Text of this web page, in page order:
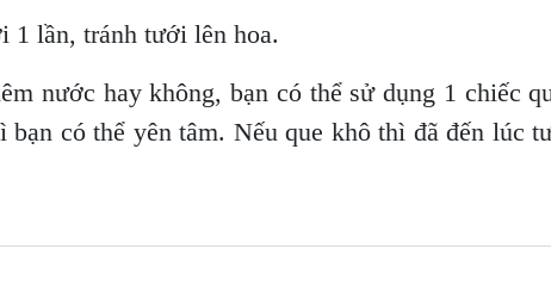
1 lần, tránh tưới lên hoa.
nước hay không, bạn có thể sử dụng 1 chiếc
có thể yên tâm. Nếu que khô thì đã đến lúc